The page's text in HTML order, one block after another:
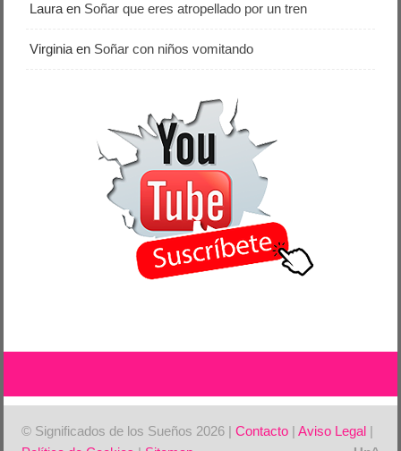
Laura en Soñar que eres atropellado por un tren
Virginia en Soñar con niños vomitando
© Significados de los Sueños 2026 |Contacto |Aviso Legal |